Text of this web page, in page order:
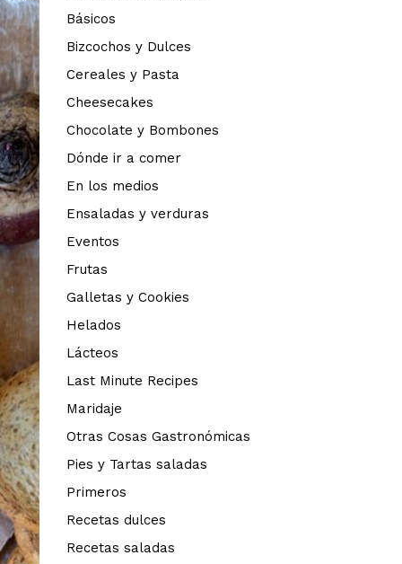
Básicos
Bizcochos y Dulces
Cereales y Pasta
Cheesecakes
Chocolate y Bombones
Dónde ir a comer
En los medios
Ensaladas y verduras
Eventos
Frutas
Galletas y Cookies
Helados
Lácteos
Last Minute Recipes
Maridaje
Otras Cosas Gastronómicas
Pies y Tartas saladas
Primeros
Recetas dulces
Recetas saladas